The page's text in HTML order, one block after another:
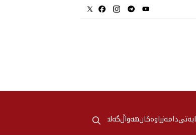
دامەزراوەکانهه‌واڵگەلەری
⚲